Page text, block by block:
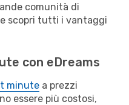
comunità di
scopri tutti i vantaggi
con eDreams
minute a prezzi
essere più costosi,